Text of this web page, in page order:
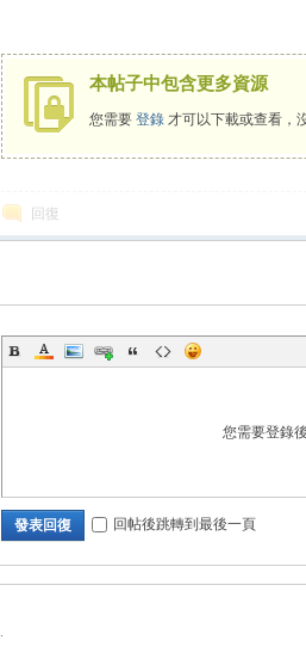
本帖子中包含更多資源
您需要 登錄 才可以下載或查看，
回復
您需要登錄
發表回復 回帖後跳轉到最後一頁